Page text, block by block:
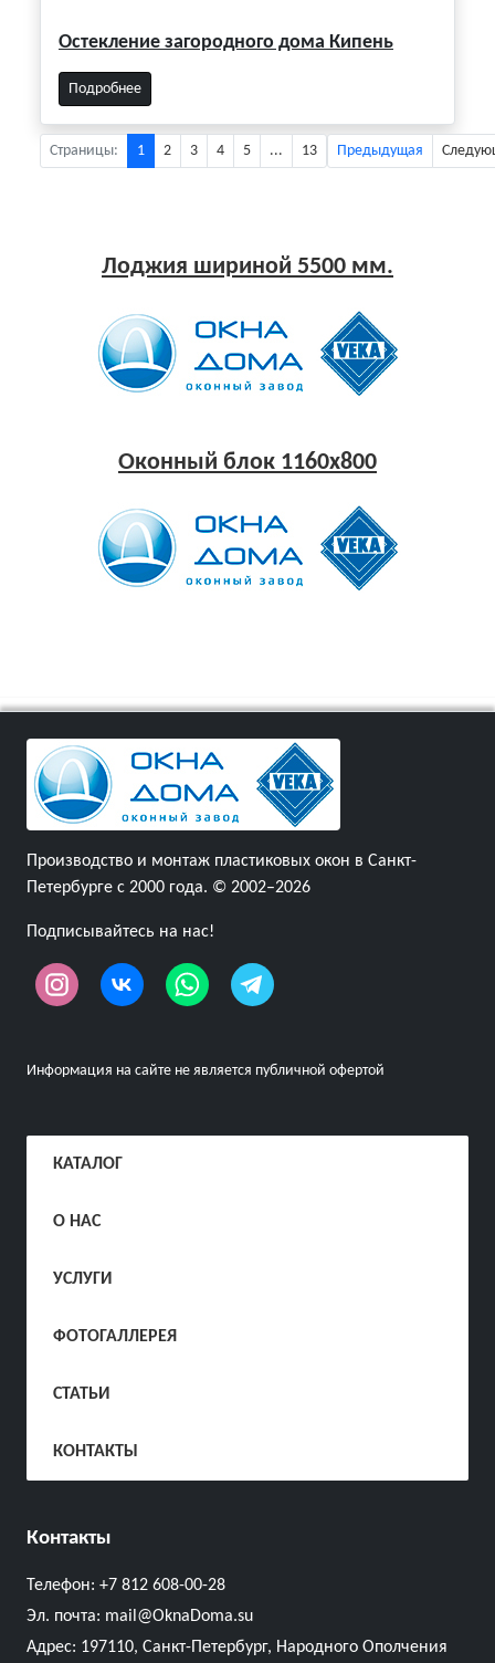
Остекление загородного дома Кипень
Подробнее
Страницы: 1 2 3 4 5 ... 13 Предыдущая
Лоджия шириной 5500 мм.
Оконный блок 1160x800
Производство и монтаж пластиковых окон в Санкт-
Петербурге с 2000 года. © 2002–2026
Подписывайтесь на нас!
Информация на сайте не является публичной офертой
КАТАЛОГ
О НАС
УСЛУГИ
ФОТОГАЛЛЕРЕЯ
СТАТЬИ
КОНТАКТЫ
Контакты
Телефон: +7 812 608-00-28
Эл. почта: mail@OknaDoma.su
Адрес: 197110, Санкт-Петербург, Народного Ополчения